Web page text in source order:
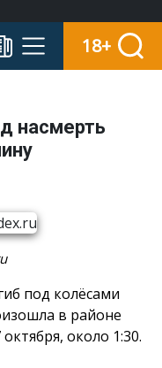
18+
насмерть
под колёсами
в районе
около 1:30.